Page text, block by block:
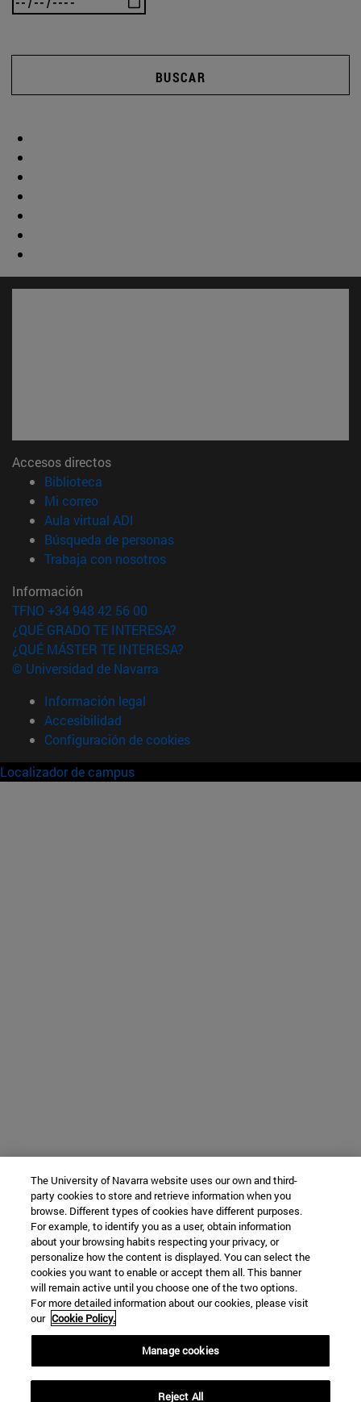
BUSCAR
Accesos directos
Biblioteca
Mi correo(abre en nueva ventana)
Aula virtual ADI
Búsqueda de personas(abre en nueva ventana)
Trabaja con nosotros(abre en nueva ventana)
Información
TFNO +34 948 42 56 00
¿QUÉ GRADO TE INTERESA?
¿QUÉ MÁSTER TE INTERESA?
© Universidad de Navarra
Información legal
Accesibilidad
Configuración de cookies
Localizador de campus
The University of Navarra website uses our own and third-
party cookies to store and retrieve information when you
browse. Different types of cookies have different purposes.
For example, to identify you as a user, obtain information
about your browsing habits respecting your privacy, or
personalize how the content is displayed. You can select the
cookies you want to enable or accept them all. This banner
will remain active until you choose one of the two options.
For more detailed information about our cookies, please visit
our Cookie Policy.
Manage cookies
Reject All